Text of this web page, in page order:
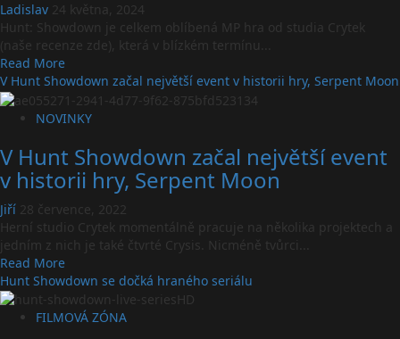
Ladislav 24 května, 2024
Hunt: Showdown je celkem oblíbená MP hra od studia Crytek
(naše recenze zde), která v blízkém termínu...
Read MoreRead
more
about
Crytek
se
starým
Hunt:
Showdown
V Hunt Showdown začal největší event v historii hry, Serpent Moon
NOVINKY
V Hunt Showdown začal největší event
v historii hry, Serpent Moon
Jiří 28 července, 2022
Herní studio Crytek momentálně pracuje na několika projektech a
jedním z nich je také čtvrté Crysis. Nicméně tvůrci...
Read MoreRead
more
about
V Hunt
Hunt Showdown se dočká hraného seriálu
FILMOVÁ ZÓNA